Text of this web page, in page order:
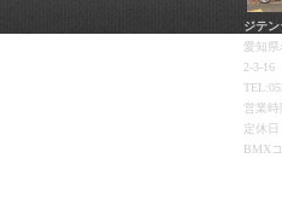
ジテ
愛知
2-3-16
営業時
定休
BMX